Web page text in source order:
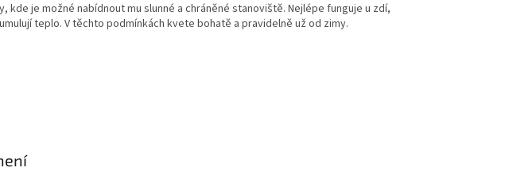
je možné nabídnout mu slunné a chráněné stanoviště. Nejlépe funguje u zdí,
teplo. V těchto podmínkách kvete bohatě a pravidelně už od zimy.